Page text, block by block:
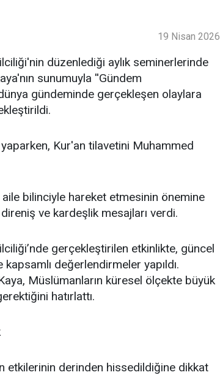
19 Nisan 2026
düzenlediği aylık seminerlerinde
sunumuyla ''Gündem
gündeminde gerçekleşen olaylara
Kur'an tilavetini Muhammed
bilinciyle hareket etmesinin önemine
ve kardeşlik mesajları verdi.
gerçekleştirilen etkinlikte, güncel
değerlendirmeler yapıldı.
Müslümanların küresel ölçekte büyük
hatırlattı.
etkilerinin derinden hissedildiğine dikkat